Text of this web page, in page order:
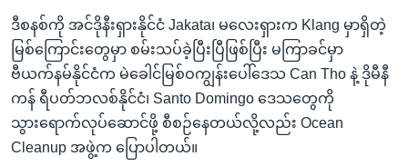
ဒီစနစ်ကို အင်ဒိုနီးရှားနိုင်ငံ Jakata၊ မလေးရှားက Klang မှာရှိတဲ့
မြစ်ကြောင်းတွေမှာ စမ်းသပ်ခဲ့ပြီးပြီဖြစ်ပြီး မကြာခင်မှာ
ဗီယက်နမ်နိုင်ငံက မဲခေါင်မြစ်ဝကျွန်းပေါ်ဒေသ Can Tho နဲ့ ဒိုမီနီ
ကန် ရီပတ်ဘလစ်နိုင်ငံ၊ Santo Domingo ဒေသတွေကို
သွားရောက်လုပ်ဆောင်ဖို့ စီစဉ်နေတယ်လို့လည်း Ocean
Cleanup အဖွဲ့က ပြောပါတယ်။